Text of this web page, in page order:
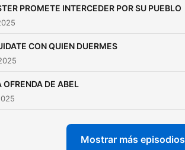
PROMETE INTERCEDER POR SU PUEBLO
CON QUIEN DUERMES
OFRENDA DE ABEL
Mostrar más episodios